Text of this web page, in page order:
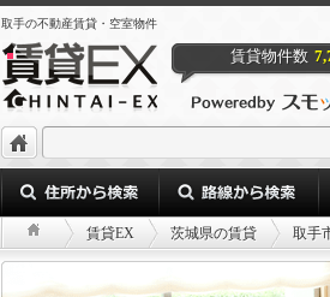
取手の不動産賃貸・空室物件
賃貸物件数
賃貸EX 茨城県の賃貸 取手